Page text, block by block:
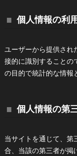
個人情報の利
ユーザーから提供され
接的に識別することの
の目的で統計的な情報
個人情報の第
当サイトを通じて、第
合、当該の第三者が掲